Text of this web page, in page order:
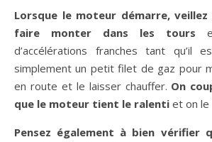
Lorsque le moteur démarre,
faire monter dans les tours
d’accélérations franches tant qu’il
simplement un petit filet de gaz pour
en route et le laisser chauffer. On
que le moteur tient le ralenti et on le
Pensez également à bien vérifier